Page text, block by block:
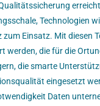
Technologien
Einsatz. Mit diesen
werden, die für die
die smarte
eingesetzt
Daten